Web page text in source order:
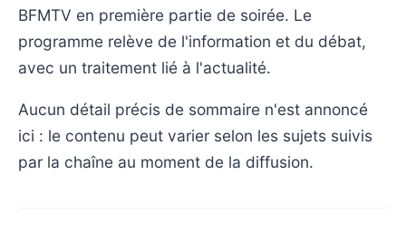
BFMTV en première partie de soirée. Le
programme relève de l'information et du débat,
avec un traitement lié à l'actualité.
Aucun détail précis de sommaire n'est annoncé
ici : le contenu peut varier selon les sujets suivis
par la chaîne au moment de la diffusion.